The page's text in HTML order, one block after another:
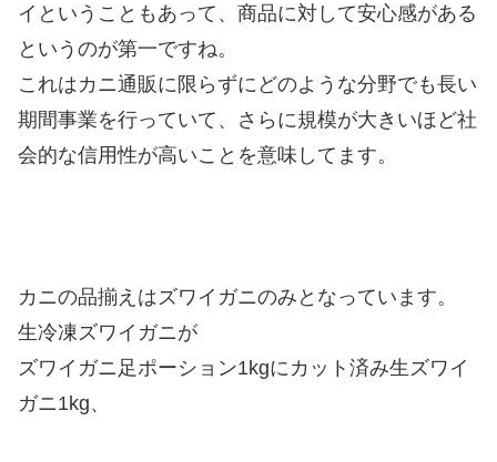
イということもあって、商品に対して安心感がある
というのが第一ですね。
これはカニ通販に限らずにどのような分野でも長い
期間事業を行っていて、さらに規模が大きいほど社
会的な信用性が高いことを意味してます。
カニの品揃えはズワイガニのみとなっています。
生冷凍ズワイガニが
ズワイガニ足ポーション1kgにカット済み生ズワイ
ガニ1kg、